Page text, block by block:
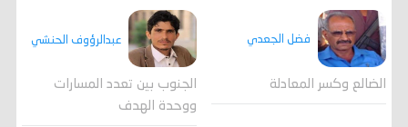
فضل الجعدي
الضالع وكسر المعادلة
عبدالرؤوف الحنشي
الجنوب بين تعدد المسارات
ووحدة الهدف